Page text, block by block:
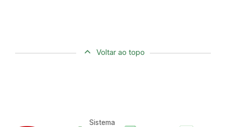
Voltar ao topo
Sistema